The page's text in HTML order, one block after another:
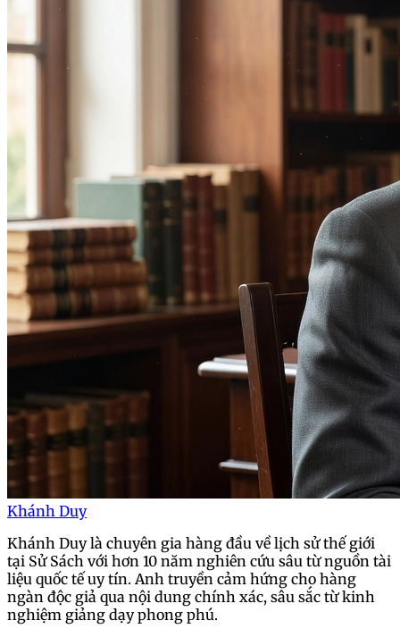
Khánh Duy
Khánh Duy là chuyên gia hàng đầu về lịch sử thế giới
tại Sử Sách với hơn 10 năm nghiên cứu sâu từ nguồn tài
liệu quốc tế uy tín. Anh truyền cảm hứng cho hàng
ngàn độc giả qua nội dung chính xác, sâu sắc từ kinh
nghiệm giảng dạy phong phú.